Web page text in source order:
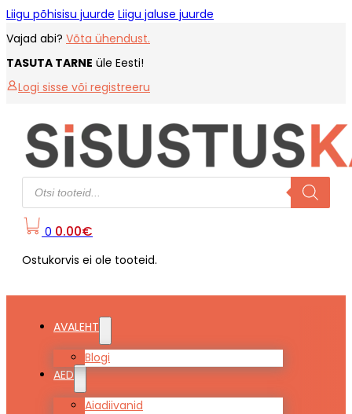
Liigu põhisisu juurde Liigu jaluse juurde
Vajad abi? Võta ühendust.
TASUTA TARNE üle Eesti!
Logi sisse või registreeru
Products
search
0 0.00€
Ostukorvis ei ole tooteid.
AVALEHT
Blogi
AED
Aiadiivanid